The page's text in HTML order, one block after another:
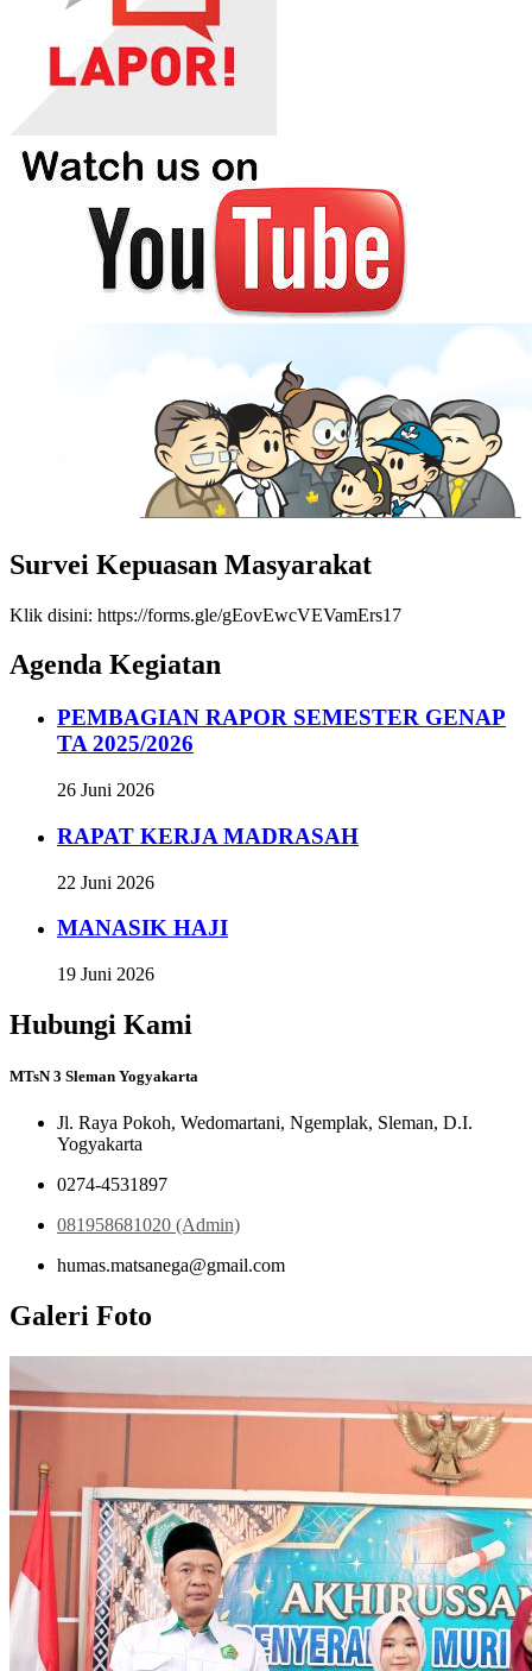
Survei Kepuasan Masyarakat
Klik disini: https://forms.gle/gEovEwcVEVamErs17
Agenda Kegiatan
PEMBAGIAN RAPOR SEMESTER GENAP
TA 2025/2026
26 Juni 2026
RAPAT KERJA MADRASAH
22 Juni 2026
MANASIK HAJI
19 Juni 2026
Hubungi Kami
MTsN 3 Sleman Yogyakarta
Jl. Raya Pokoh, Wedomartani, Ngemplak, Sleman, D.I.
Yogyakarta
0274-4531897
081958681020 (Admin)
humas.matsanega@gmail.com
Galeri Foto